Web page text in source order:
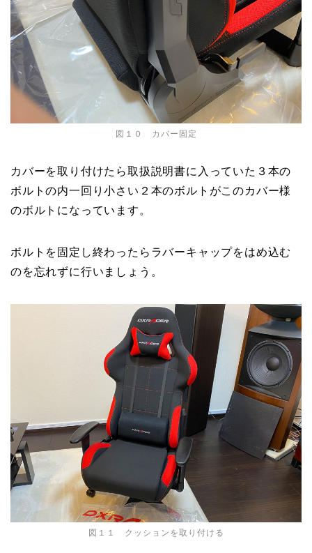
図１０ カバー固定
カバーを取り付けたら取扱説明書に入っていた３本の
ボルトの内一回り小さい２本のボルトがこのカバー様
のボルトになっています。
ボルトを固定し終わったらラバーキャップをはめ込む
のを忘れずに行いましょう。
図１１ クッションを取り付ける